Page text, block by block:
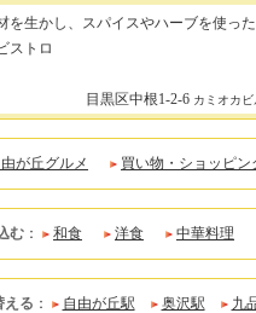
を生かし、スパイスやハーブを使っ
ストロ
目黒区中根1-2-6 カミオカビ
が丘グルメ 買い物・ショッピン
む ： 和食 洋食 中華料理
える ： 自由が丘駅 奥沢駅 九